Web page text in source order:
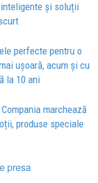
și soluții
perfecte pentru o
uşoară, acum și cu
la 10 ani
marchează
produse speciale
presa